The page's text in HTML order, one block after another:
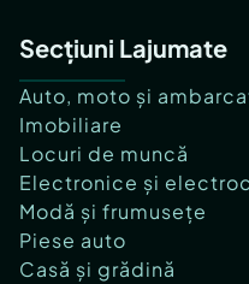
Secțiuni Lajumate
Auto, moto și
Imobiliare
Locuri de muncă
Electronice și
Modă și frumusețe
Piese auto
Casă și grădină